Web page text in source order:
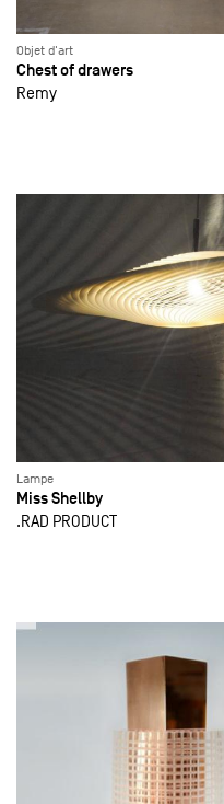
Objet d'art
Chest of drawers
Remy
Lampe
Miss Shellby
.RAD PRODUCT